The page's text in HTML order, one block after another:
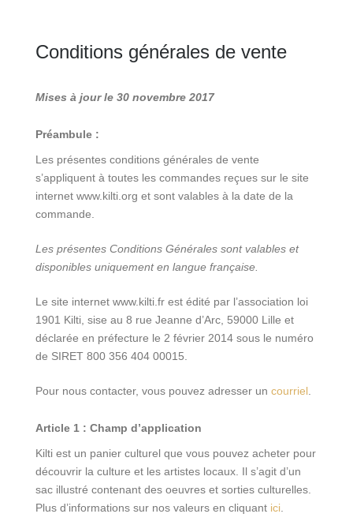
Conditions générales de vente
Mises à jour le 30 novembre 2017
Préambule :
Les présentes conditions générales de vente
s’appliquent à toutes les commandes reçues sur le site
internet www.kilti.org et sont valables à la date de la
commande.
Les présentes Conditions Générales sont valables et
disponibles uniquement en langue française.
Le site internet www.kilti.fr est édité par l’association loi
1901 Kilti, sise au 8 rue Jeanne d’Arc, 59000 Lille et
déclarée en préfecture le 2 février 2014 sous le numéro
de SIRET 800 356 404 00015.
Pour nous contacter, vous pouvez adresser un courriel
Article 1 : Champ d’application
Kilti est un panier culturel que vous pouvez acheter pour
découvrir la culture et les artistes locaux. Il s’agit d’un
sac illustré contenant des oeuvres et sorties culturelles.
Plus d’informations sur nos valeurs en cliquant ici